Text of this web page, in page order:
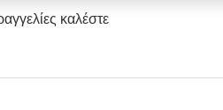
καλέστε